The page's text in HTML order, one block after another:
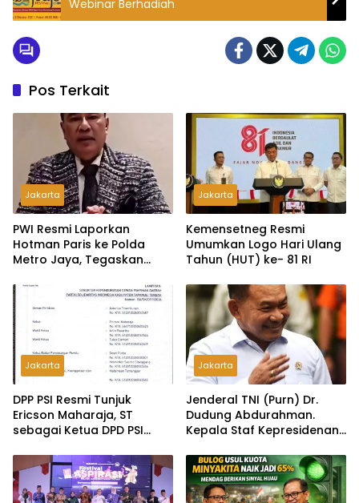
Webinar Berhadiah
Pos Terkait
Jakarta
PWI Resmi Laporkan
Hotman Paris ke Polda
Metro Jaya, Tegaskan
Martabat Wartawan
Jakarta
Kemensetneg Resmi
Umumkan Logo Hari Ulang
Tahun (HUT) ke- 81 RI
Jakarta
DPP PSI Resmi Tunjuk
Ericson Maharaja, ST
sebagai Ketua DPD PSI
Jakarta
Jenderal TNI (Purn) Dr.
Dudung Abdurahman.
Kepala Staf Kepresidenan
MBG: Tak Sesuai Aturan di
Lapangan, Akan Dibabat